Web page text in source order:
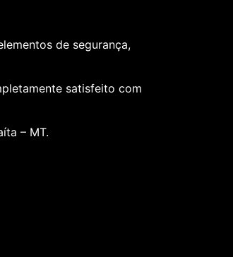
de segurança,
satisfeito com
– MT.